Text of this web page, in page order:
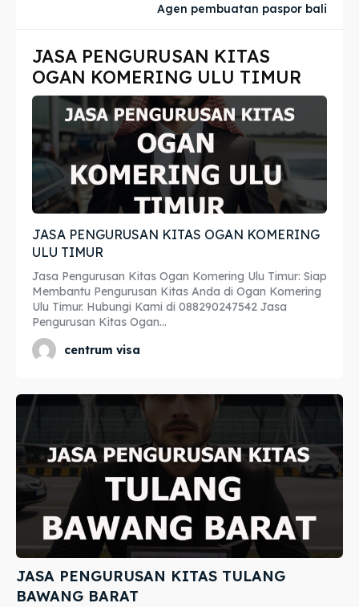
Imta
Legalisir
Apostille
Penerjemah
Asuransi
Blog
Imta
Legalisir
Apostille
Penerjemah
Asuransi
Blog
Agen pembuatan paspor bali
JASA PENGURUSAN KITAS
OGAN KOMERING ULU TIMUR
JASA PENGURUSAN KITAS OGAN KOMERING
ULU TIMUR
Jasa Pengurusan Kitas Ogan Komering Ulu Timur: Siap
Membantu Pengurusan Kitas Anda di Ogan Komering
Ulu Timur. Hubungi Kami di 088290247542 Jasa
Pengurusan Kitas Ogan...
centrum visa
JASA PENGURUSAN KITAS TULANG
BAWANG BARAT